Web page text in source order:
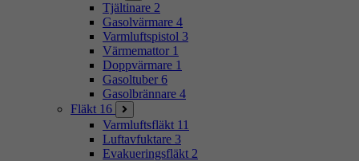
Tjältinare 2
Gasolvärmare 4
Varmluftspistol 3
Värmemattor 1
Doppvärmare 1
Gasoltuber 6
Gasolbrännare 4
Fläkt 16
Varmluftsfläkt 11
Luftavfuktare 3
Evakueringsfläkt 2